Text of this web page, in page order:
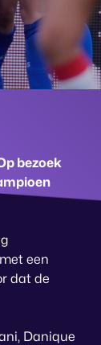
bezoek
een
dat de
Danique